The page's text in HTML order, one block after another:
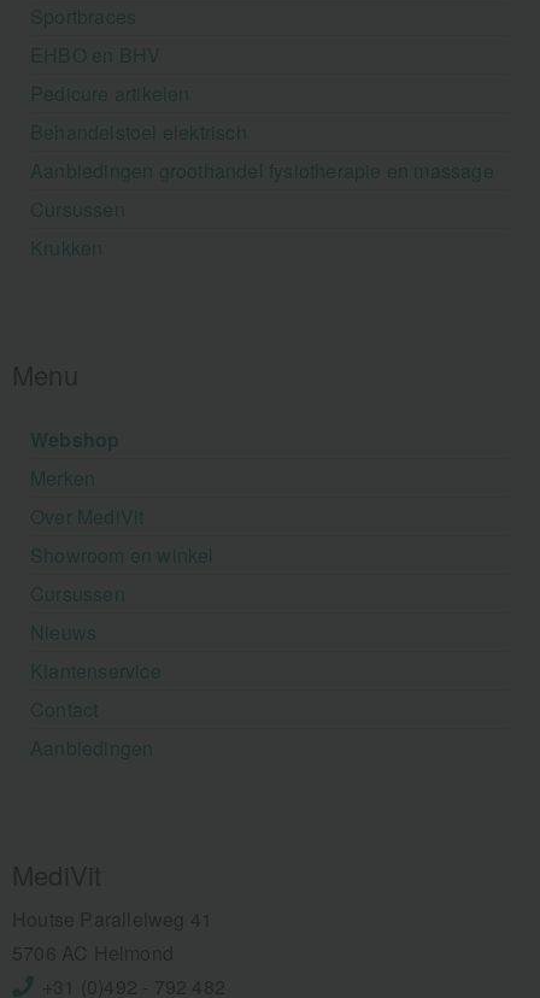
Sportbraces
EHBO en BHV
Pedicure artikelen
Behandelstoel elektrisch
Aanbiedingen groothandel fysiotherapie en massage
Cursussen
Krukken
Webshop
Merken
Over MediVit
Showroom en winkel
Cursussen
Nieuws
Klantenservice
Contact
Aanbiedingen